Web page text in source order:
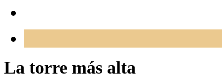
La torre más alta